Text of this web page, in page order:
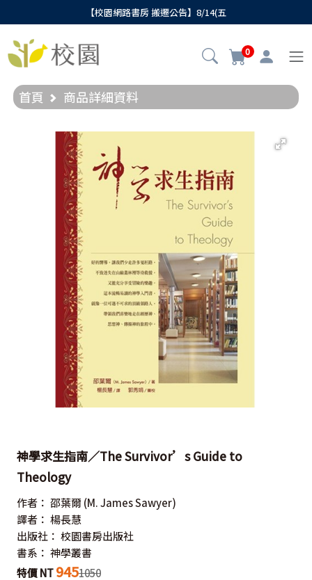
【校園網路書房 搬遷公告】8/14(五
0
首頁 商品詳細資料
神學求生指南／The Survivor’s Guide to
Theology
作者： 邵葉爾 (M. James Sawyer)
譯者： 楊長慧
出版社： 校園書房出版社
書系： 神學叢書
特價 NT 9451050